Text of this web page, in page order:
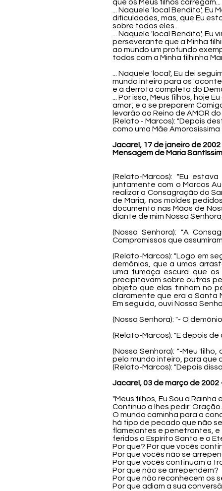
que os Meus filhos carregam...
... Naquele 'local Bendito',
dificuldades, mas, que Eu
sobre todos eles...
... Naquele 'local Bendito',
perseverante que a Minha
ao mundo um profundo
todos com a Minha filhinha
... Naquele 'local', Eu dei
mundo inteiro para os
e à derrota completa do
... Por isso, Meus filhos, hoje
amor', e a se preparem
levarão ao Reino de AMOR
(Relato - Marcos): "Depois
como uma Mãe
Jacareí, 17 de janeiro de 2002
Mensagem de Maria
(Relato-Marcos): "Eu
juntamente com o Marcos
realizar a Consagração do
de Maria, nos moldes
documento nas Mãos de
diante de mim Nossa
(Nossa Senhora): "A
Compromissos que
(Relato-Marcos): "Logo em
demônios, que a umas
uma fumaça escura que os
precipitavam sobre outras
objeto que elas tinham no
claramente que era a Santa
Em seguida, ouvi Nossa
(Nossa Senhora): "- O
(Relato-Marcos): "E depois
(Nossa Senhora): "-Meu
pelo mundo inteiro, para que
(Relato-Marcos): "Depois
Jacareí, 03 de março de 2002
"Meus filhos, Eu Sou a Rainha
Continuo a lhes pedir:
O mundo caminha para a
há tipo de pecado que não
flamejantes e penetrantes, e
feridos o Espírito Santo e o
Por que? Por que vocês
Por que vocês não se
Por que vocês continuam a
Por que não se arrependem?
Por que não reconhecem os
Por que adiam a sua